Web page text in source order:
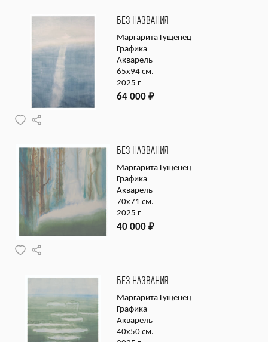
БЕЗ НАЗВАНИЯ
Маргарита Гущенец
Графика
Акварель
65х94 см.
2025 г
64 000 ₽
БЕЗ НАЗВАНИЯ
Маргарита Гущенец
Графика
Акварель
70х71 см.
2025 г
40 000 ₽
БЕЗ НАЗВАНИЯ
Маргарита Гущенец
Графика
Акварель
40х50 см.